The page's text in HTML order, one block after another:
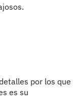
por los que
es su